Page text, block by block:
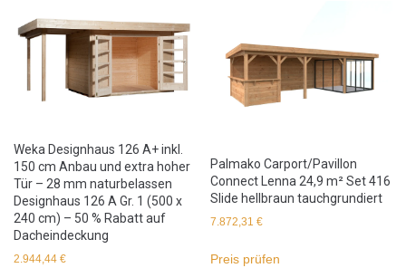
Weka Designhaus 126 A+ inkl.
150 cm Anbau und extra hoher
Tür – 28 mm naturbelassen
Designhaus 126 A Gr. 1 (500 x
240 cm) – 50 % Rabatt auf
Dacheindeckung
2.944,44 €
Palmako Carport/Pavillon
Connect Lenna 24,9 m² Set 416
Slide hellbraun tauchgrundiert
7.872,31€
Preis prüfen